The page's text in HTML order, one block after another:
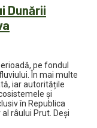
Dunării
pe fondul
În mai multe
iar autoritățile
și
în Republica
râului Prut. Deși